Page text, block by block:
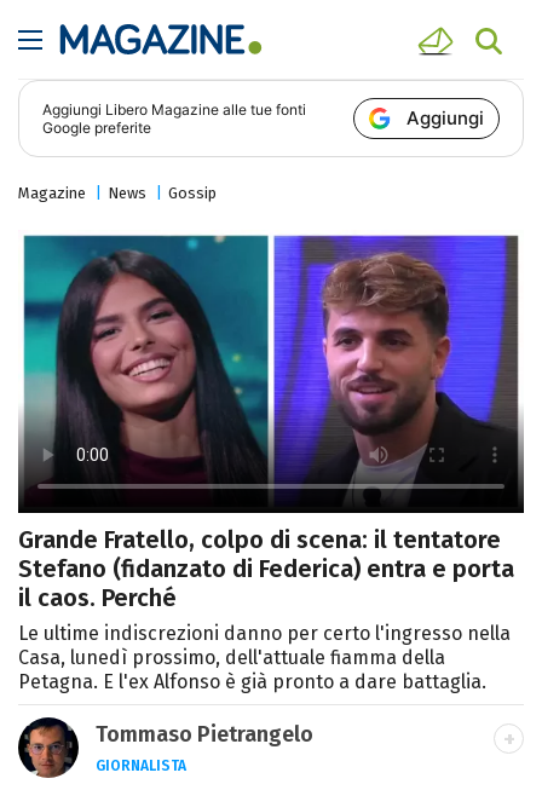
Aggiungi Libero Magazine alle tue fonti
Google preferite
Aggiungi
Magazine News Gossip
Grande Fratello, colpo di scena: il tentatore
Stefano (fidanzato di Federica) entra e porta
il caos. Perché
Le ultime indiscrezioni danno per certo l'ingresso nella
Casa, lunedì prossimo, dell'attuale fiamma della
Petagna. E l'ex Alfonso è già pronto a dare battaglia.
Tommaso Pietrangelo
GIORNALISTA